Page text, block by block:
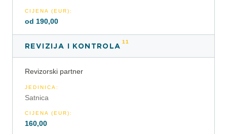
CIJENA (EUR):
od 190,00
REVIZIJA I KONTROLA
11
Revizorski partner
JEDINICA :
Satnica
CIJENA (EUR):
160,00